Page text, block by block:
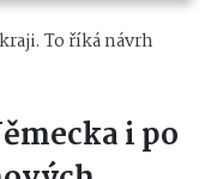
To říká návrh
i po